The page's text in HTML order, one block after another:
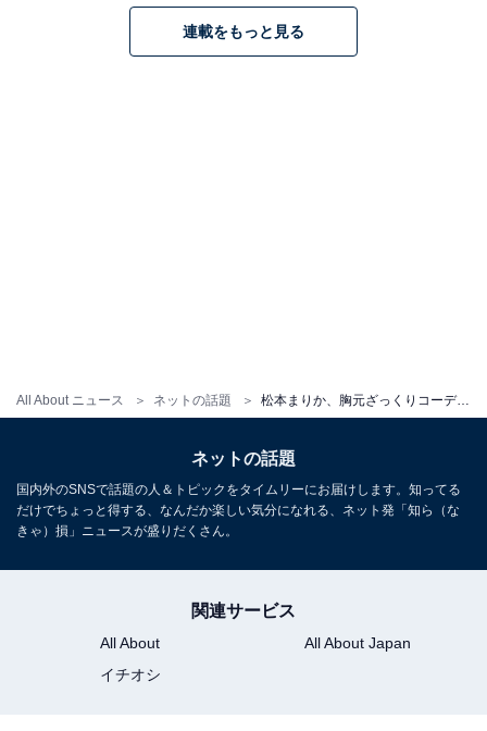
All About ニュース ネットの話題 松本まりか、胸元ざっくりコーデで美デコルテあらわに！ 「色っぽすぎ」「はい、待ち受け案件」
連載をもっと見る
ネットの話題
国内外のSNSで話題の人＆トピックをタイムリーにお届けします。知ってる
だけでちょっと得する、なんだか楽しい気分になれる、ネット発「知ら（な
きゃ）損」ニュースが盛りだくさん。
関連サービス
All About
All About Japan
イチオシ